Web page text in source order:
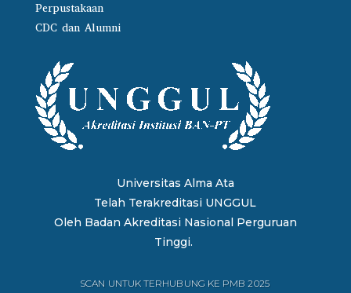
Perpustakaan
CDC dan Alumni
Universitas Alma Ata
Telah Terakreditasi UNGGUL
Oleh Badan Akreditasi Nasional Perguruan
Tinggi.
SCAN UNTUK TERHUBUNG KE PMB 2025